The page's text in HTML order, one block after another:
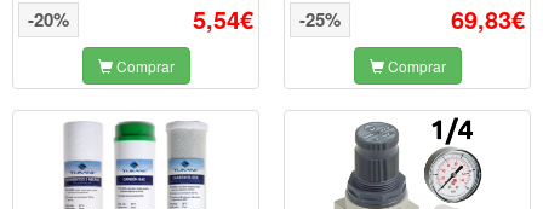
5,54€
-20%
Comprar
69,83€
-25%
Comprar